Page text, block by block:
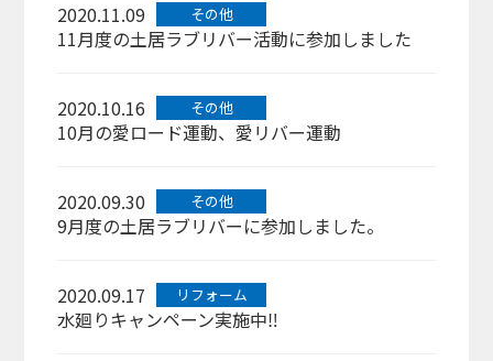
2020.11.09 その他
11月度の土居ラブリバー活動に参加しました
2020.10.16 その他
10月の愛ロード運動、愛リバー運動
2020.09.30 その他
9月度の土居ラブリバーに参加しました。
2020.09.17 リフォーム
水廻りキャンペーン実施中‼